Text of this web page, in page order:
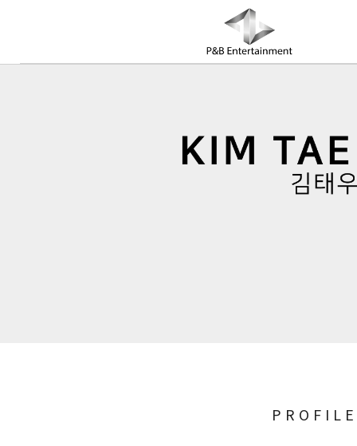
COMPANY
PROFILE